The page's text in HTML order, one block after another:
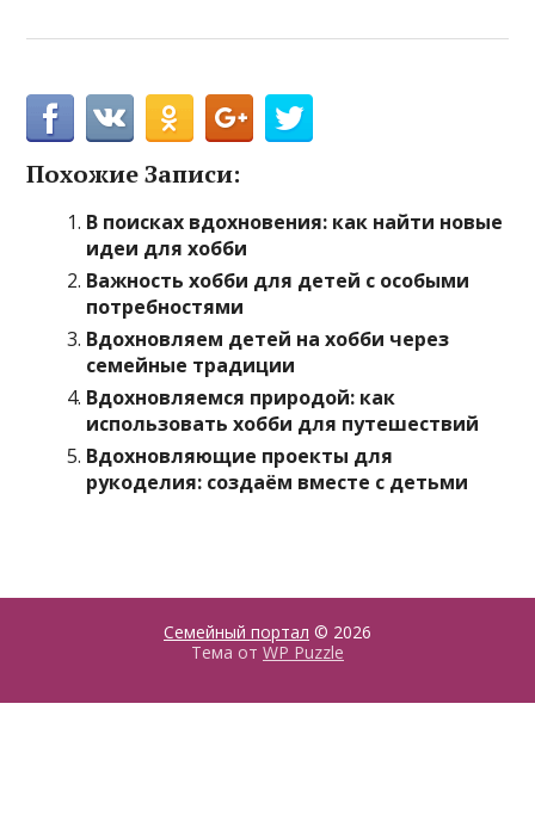
Похожие Записи:
В поисках вдохновения: как найти новые
идеи для хобби
Важность хобби для детей с особыми
потребностями
Вдохновляем детей на хобби через
семейные традиции
Вдохновляемся природой: как
использовать хобби для путешествий
Вдохновляющие проекты для
рукоделия: создаём вместе с детьми
Семейный портал © 2026
Тема от WP Puzzle